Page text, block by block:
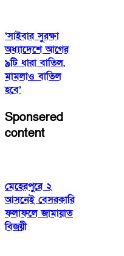
‘সাইবার সুরক্ষা
অধ্যাদেশে আগের
৯টি ধারা বাতিল,
মামলাও বাতিল
হবে’
Sponsered
content
মেহেরপুরে ২
আসনেই বেসরকারি
ফলাফলে জামায়াত
বিজয়ী